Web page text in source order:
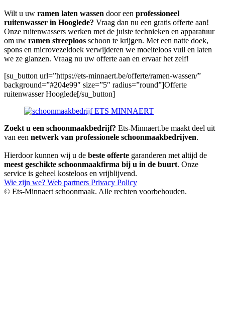
Wilt u uw ramen laten wassen door een professioneel
ruitenwasser in Hooglede? Vraag dan nu een gratis offerte aan!
Onze ruitenwassers werken met de juiste technieken en apparatuur
om uw ramen streeploos schoon te krijgen. Met een natte doek,
spons en microvezeldoek verwijderen we moeiteloos vuil en laten
we ze glanzen. Vraag nu uw offerte aan en ervaar het zelf!
[su_button url=”https://ets-minnaert.be/offerte/ramen-wassen/”
background=”#204e99″ size=”5″ radius=”round”]Offerte
ruitenwasser Hooglede[/su_button]
Zoekt u een schoonmaakbedrijf? Ets-Minnaert.be maakt deel uit
van een netwerk van professionele schoonmaakbedrijven.
Hierdoor kunnen wij u de beste offerte garanderen met altijd de
meest geschikte schoonmaakfirma bij u in de buurt. Onze
service is geheel kosteloos en vrijblijvend.
Wie zijn we? Web partners Privacy Policy
© Ets-Minnaert schoonmaak. Alle rechten voorbehouden.